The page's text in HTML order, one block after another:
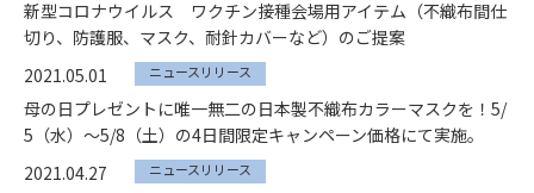
新型コロナウイルス ワクチン接種会場用アイテム（不織布間仕
切り、防護服、マスク、耐針カバーなど）のご提案
2021.05.01
ニュースリリース
母の日プレゼントに唯一無二の日本製不織布カラーマスクを！5/
5（水）～5/8（土）の4日間限定キャンペーン価格にて実施。
2021.04.27
ニュースリリース